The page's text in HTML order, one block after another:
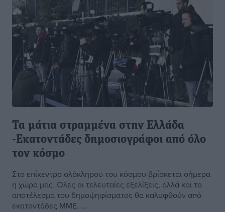
Τα μάτια στραμμένα στην Ελλάδα
-Εκατοντάδες δημοσιογράφοι από όλο
τον κόσμο
Στο επίκεντρο ολόκληρου του κόσμου βρίσκεται σήμερα
η χώρα μας. Όλες οι τελευταίες εξελίξεις, αλλά και το
αποτέλεσμα του δημοψηφίσματος θα καλυφθούν από
εκατοντάδες ΜΜΕ. ...